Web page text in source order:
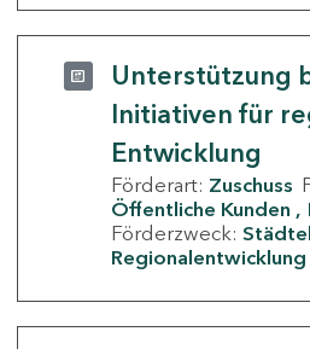
Unterstützung
Initiativen für
Entwicklung
Förderart: Zuschuss
Öffentliche Kunden
Förderzweck:
Regionalentwicklung